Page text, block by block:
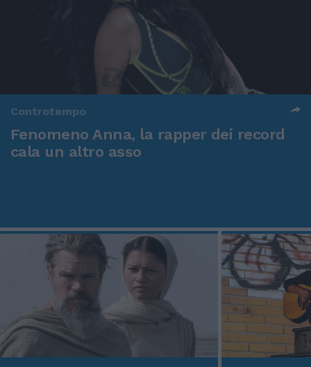
Controtempo
Fenomeno Anna, la rapper dei record
cala un altro asso